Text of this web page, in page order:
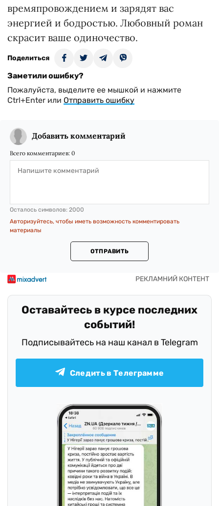
времяпровождением и зарядят вас
энергией и бодростью. Любовный роман
скрасит ваше одиночество.
Поделиться
Заметили ошибку?
Пожалуйста, выделите ее мышкой и нажмите
Ctrl+Enter или Отправить ошибку
Добавить комментарий
Всего комментариев: 0
Осталось символов: 2000
Авторизуйтесь, чтобы иметь возможность комментировать
материалы
ОТПРАВИТЬ
Оставайтесь в курсе последних
событий!
Подписывайтесь на наш канал в Telegram
Следить в Телеграмме